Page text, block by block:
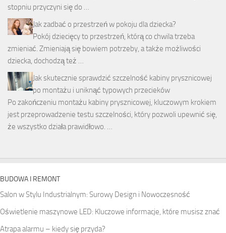
stopniu przyczyni się do …
Jak zadbać o przestrzeń w pokoju dla dziecka?
Pokój dziecięcy to przestrzeń, którą co chwila trzeba
zmieniać. Zmieniają się bowiem potrzeby, a także możliwości
dziecka, dochodzą też …
Jak skutecznie sprawdzić szczelność kabiny prysznicowej
po montażu i uniknąć typowych przecieków
Po zakończeniu montażu kabiny prysznicowej, kluczowym krokiem
jest przeprowadzenie testu szczelności, który pozwoli upewnić się,
że wszystko działa prawidłowo. …
BUDOWA I REMONT
Salon w Stylu Industrialnym: Surowy Design i Nowoczesność
Oświetlenie maszynowe LED: Kluczowe informacje, które musisz znać
Atrapa alarmu – kiedy się przyda?